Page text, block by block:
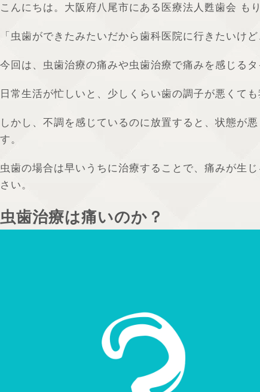
こんにちは。大阪府八尾市にある医療法人甦歯会 も
「虫歯ができたみたいだから歯科医院に行きたいけ
今回は、虫歯治療の痛みや虫歯治療で痛みを感じる
日常生活が忙しいと、少しくらい歯の調子が悪くて
しかし、不調を感じているのに放置すると、状態が
す。
虫歯の場合は早いうちに治療することで、痛みが生
さい。
虫歯治療は痛いのか？